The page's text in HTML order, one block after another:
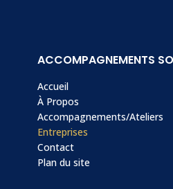
ACCOMPAGNEMENTS
Accueil
À Propos
Accompagnements/Ateliers
Entreprises
Contact
Plan du site